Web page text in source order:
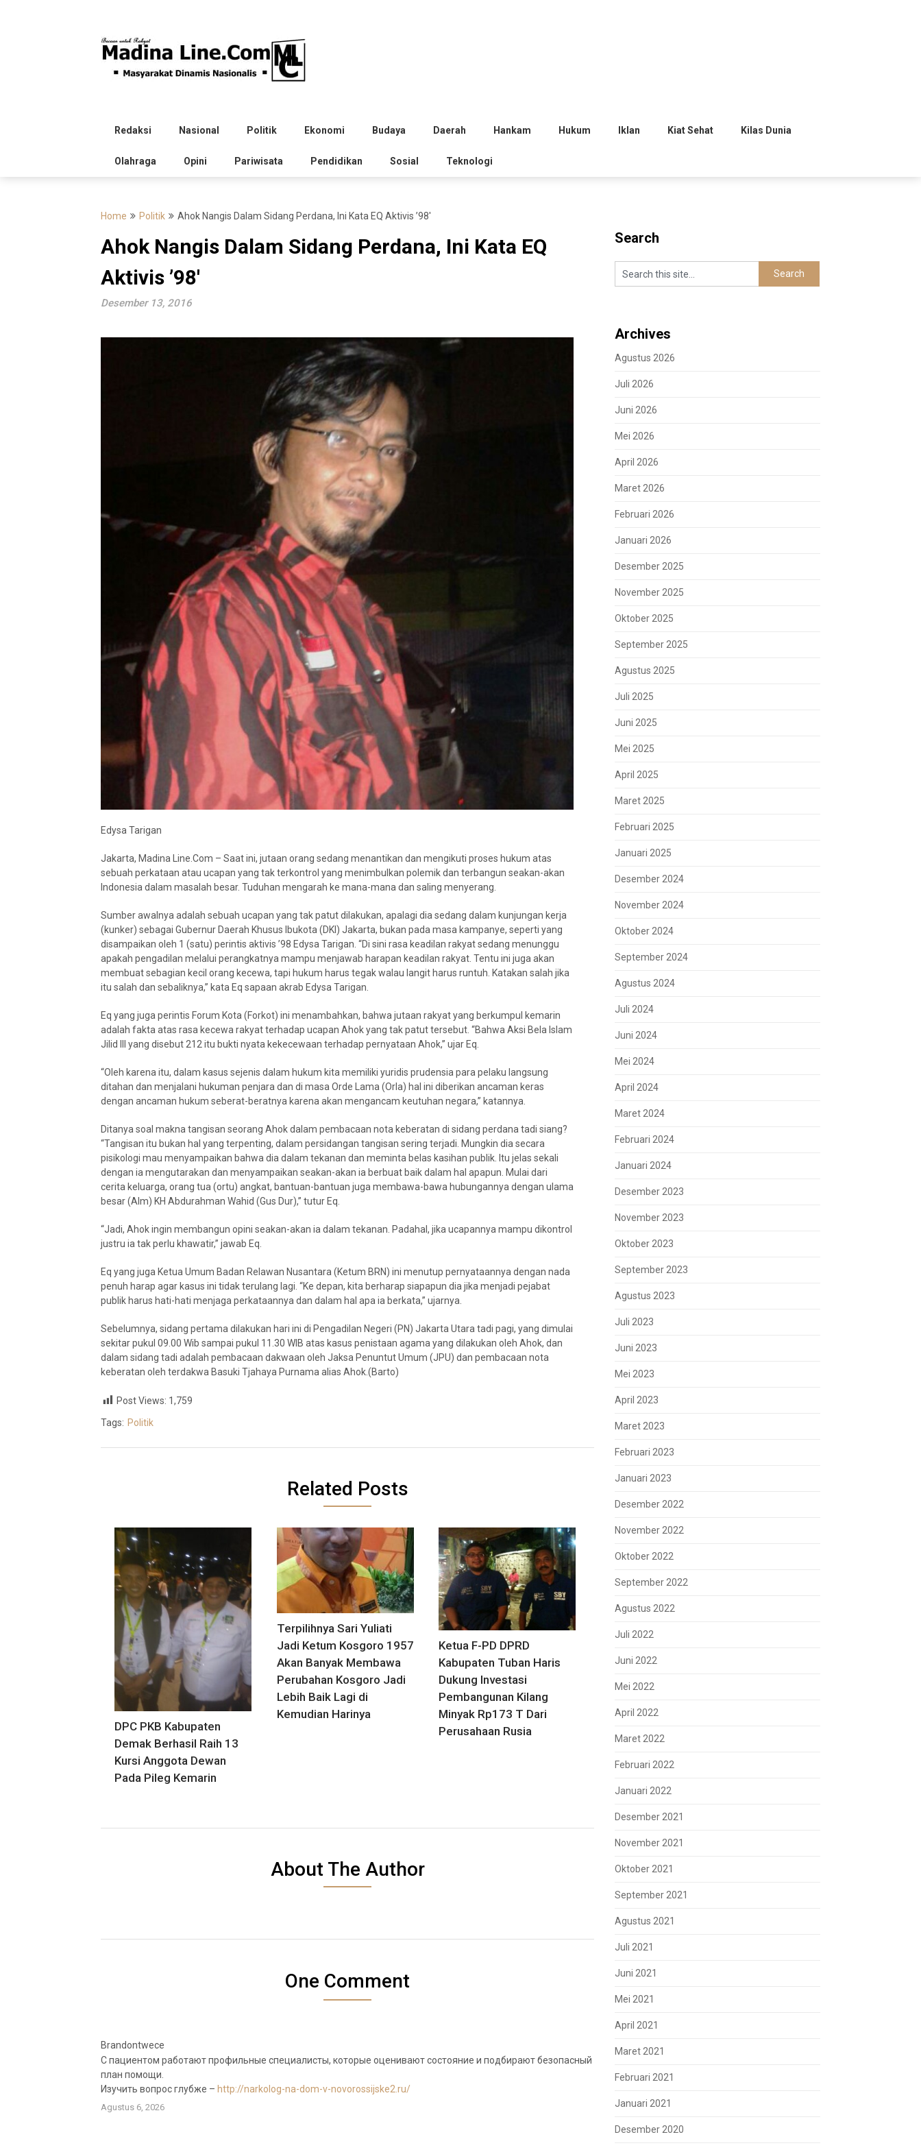
Redaksi Nasional Politik Ekonomi Budaya Daerah Hankam Hukum Iklan Kiat Sehat Kilas Dunia
Olahraga Opini Pariwisata Pendidikan Sosial Teknologi
Home Politik Ahok Nangis Dalam Sidang Perdana, Ini Kata EQ Aktivis ’98′
Ahok Nangis Dalam Sidang Perdana, Ini Kata EQ
Aktivis ’98′
Desember 13, 2016
Edysa Tarigan
Jakarta, Madina Line.Com – Saat ini, jutaan orang sedang menantikan dan mengikuti proses hukum atas
sebuah perkataan atau ucapan yang tak terkontrol yang menimbulkan polemik dan terbangun seakan-akan
Indonesia dalam masalah besar. Tuduhan mengarah ke mana-mana dan saling menyerang.
Sumber awalnya adalah sebuah ucapan yang tak patut dilakukan, apalagi dia sedang dalam kunjungan kerja
(kunker) sebagai Gubernur Daerah Khusus Ibukota (DKI) Jakarta, bukan pada masa kampanye, seperti yang
disampaikan oleh 1 (satu) perintis aktivis ’98 Edysa Tarigan. “Di sini rasa keadilan rakyat sedang menunggu
apakah pengadilan melalui perangkatnya mampu menjawab harapan keadilan rakyat. Tentu ini juga akan
membuat sebagian kecil orang kecewa, tapi hukum harus tegak walau langit harus runtuh. Katakan salah jika
itu salah dan sebaliknya,” kata Eq sapaan akrab Edysa Tarigan.
Eq yang juga perintis Forum Kota (Forkot) ini menambahkan, bahwa jutaan rakyat yang berkumpul kemarin
adalah fakta atas rasa kecewa rakyat terhadap ucapan Ahok yang tak patut tersebut. “Bahwa Aksi Bela Islam
Jilid III yang disebut 212 itu bukti nyata kekecewaan terhadap pernyataan Ahok,” ujar Eq.
“Oleh karena itu, dalam kasus sejenis dalam hukum kita memiliki yuridis prudensia para pelaku langsung
ditahan dan menjalani hukuman penjara dan di masa Orde Lama (Orla) hal ini diberikan ancaman keras
dengan ancaman hukum seberat-beratnya karena akan mengancam keutuhan negara,” katannya.
Ditanya soal makna tangisan seorang Ahok dalam pembacaan nota keberatan di sidang perdana tadi siang?
“Tangisan itu bukan hal yang terpenting, dalam persidangan tangisan sering terjadi. Mungkin dia secara
pisikologi mau menyampaikan bahwa dia dalam tekanan dan meminta belas kasihan publik. Itu jelas sekali
dengan ia mengutarakan dan menyampaikan seakan-akan ia berbuat baik dalam hal apapun. Mulai dari
cerita keluarga, orang tua (ortu) angkat, bantuan-bantuan juga membawa-bawa hubungannya dengan ulama
besar (Alm) KH Abdurahman Wahid (Gus Dur),” tutur Eq.
“Jadi, Ahok ingin membangun opini seakan-akan ia dalam tekanan. Padahal, jika ucapannya mampu dikontrol
justru ia tak perlu khawatir,” jawab Eq.
Eq yang juga Ketua Umum Badan Relawan Nusantara (Ketum BRN) ini menutup pernyataannya dengan nada
penuh harap agar kasus ini tidak terulang lagi. “Ke depan, kita berharap siapapun dia jika menjadi pejabat
publik harus hati-hati menjaga perkataannya dan dalam hal apa ia berkata,” ujarnya.
Sebelumnya, sidang pertama dilakukan hari ini di Pengadilan Negeri (PN) Jakarta Utara tadi pagi, yang dimulai
sekitar pukul 09.00 Wib sampai pukul 11.30 WIB atas kasus penistaan agama yang dilakukan oleh Ahok, dan
dalam sidang tadi adalah pembacaan dakwaan oleh Jaksa Penuntut Umum (JPU) dan pembacaan nota
keberatan oleh terdakwa Basuki Tjahaya Purnama alias Ahok.(Barto)
Post Views: 1,759
Tags: Politik
Related Posts
DPC PKB Kabupaten
Demak Berhasil Raih 13
Kursi Anggota Dewan
Pada Pileg Kemarin
Terpilihnya Sari Yuliati
Jadi Ketum Kosgoro 1957
Akan Banyak Membawa
Perubahan Kosgoro Jadi
Lebih Baik Lagi di
Kemudian Harinya
Ketua F-PD DPRD
Kabupaten Tuban Haris
Dukung Investasi
Pembangunan Kilang
Minyak Rp173 T Dari
Perusahaan Rusia
About The Author
One Comment
Brandontwece
С пациентом работают профильные специалисты, которые оценивают состояние и подбирают безопасный
план помощи.
Изучить вопрос глубже – http://narkolog-na-dom-v-novorossijske2.ru/
Agustus 6, 2026
Search
Archives
Agustus 2026
Juli 2026
Juni 2026
Mei 2026
April 2026
Maret 2026
Februari 2026
Januari 2026
Desember 2025
November 2025
Oktober 2025
September 2025
Agustus 2025
Juli 2025
Juni 2025
Mei 2025
April 2025
Maret 2025
Februari 2025
Januari 2025
Desember 2024
November 2024
Oktober 2024
September 2024
Agustus 2024
Juli 2024
Juni 2024
Mei 2024
April 2024
Maret 2024
Februari 2024
Januari 2024
Desember 2023
November 2023
Oktober 2023
September 2023
Agustus 2023
Juli 2023
Juni 2023
Mei 2023
April 2023
Maret 2023
Februari 2023
Januari 2023
Desember 2022
November 2022
Oktober 2022
September 2022
Agustus 2022
Juli 2022
Juni 2022
Mei 2022
April 2022
Maret 2022
Februari 2022
Januari 2022
Desember 2021
November 2021
Oktober 2021
September 2021
Agustus 2021
Juli 2021
Juni 2021
Mei 2021
April 2021
Maret 2021
Februari 2021
Januari 2021
Desember 2020